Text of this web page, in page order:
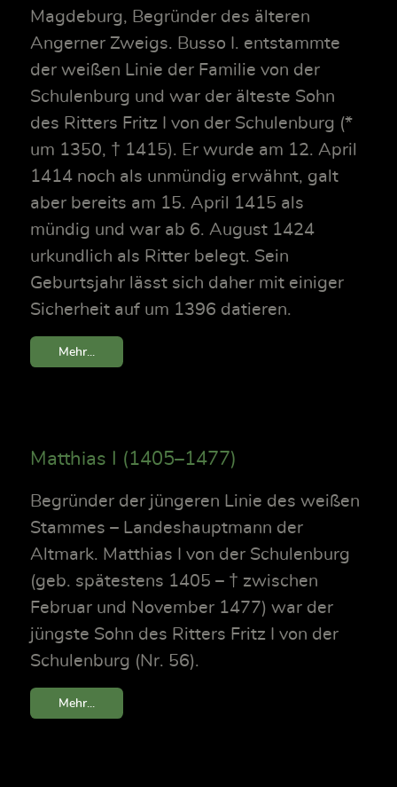
Magdeburg, Begründer des älteren
Angerner Zweigs. Busso I. entstammte
der weißen Linie der Familie von der
Schulenburg und war der älteste Sohn
des Ritters Fritz I von der Schulenburg (*
um 1350, † 1415). Er wurde am 12. April
1414 noch als unmündig erwähnt, galt
aber bereits am 15. April 1415 als
mündig und war ab 6. August 1424
urkundlich als Ritter belegt. Sein
Geburtsjahr lässt sich daher mit einiger
Sicherheit auf um 1396 datieren.
Mehr...
Matthias I (1405–1477)
Begründer der jüngeren Linie des weißen
Stammes – Landeshauptmann der
Altmark. Matthias I von der Schulenburg
(geb. spätestens 1405 – † zwischen
Februar und November 1477) war der
jüngste Sohn des Ritters Fritz I von der
Schulenburg (Nr. 56).
Mehr...